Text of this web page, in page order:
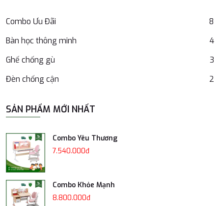
Combo Ưu Đãi
8
Bàn học thông minh
4
Ghế chống gù
3
Đèn chống cận
2
SẢN PHẨM MỚI NHẤT
Combo Yêu Thương
7.540.000đ
Combo Khỏe Mạnh
8.800.000đ